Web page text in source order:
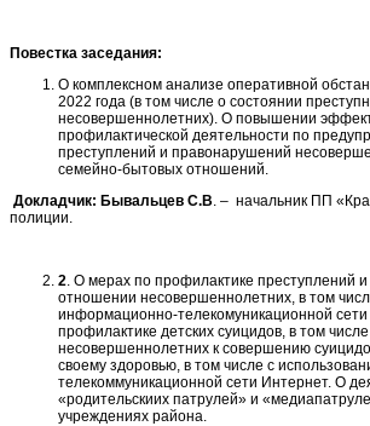
Повестка заседания:
О комплексном анализе оперативной
2022 года (в том числе о состоянии
несовершеннолетних). О повышении
профилактической деятельности по
преступлений и правонарушений
семейно-бытовых отношений.
Докладчик: Бывальцев С.В. – начальник ПП
полиции.
2. О мерах по профилактике преступлений
отношении несовершеннолетних, в том
информационно-телекомуникационной
профилактике детских суицидов, в том
несовершеннолетних к совершению
своему здоровью, в том числе с
телекоммуникационной сети Интернет. О
«родительскиих патрулей» и
учреждениях района.